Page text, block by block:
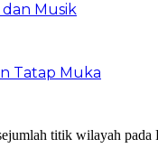
Musik
Tatap Muka